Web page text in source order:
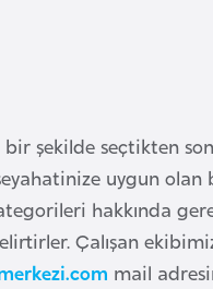
şekilde seçtikten
uygun olan
hakkında
Çalışan
mail